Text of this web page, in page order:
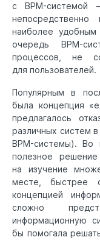
с BPM-системой
наиболее
очередь BPM-
процессов, не
для пользователей.
Популярным в
была концепция
предлагалось
различных систем
BPM-системы). Во
полезное
на изучение
месте, быстрее
концепцией
сложно
информационную
бы помогала